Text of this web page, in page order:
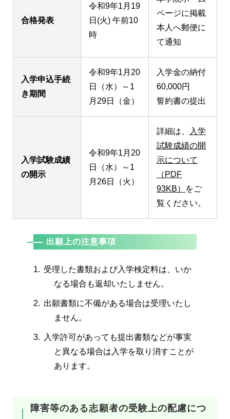
合格発表
令和9年1月19
日(火) 午前10
時
ページに掲載
本人へ郵便に
て通知
入学申込手続
き期間
令和9年1月20
日（水）～1
月29日（金）
入学金の納付
60,000円
誓約書の提出
入学試験成績
の開示
令和9年1月20
日（水）～1
月26日（火）
詳細は、
入学
試験成績の開
示について
（PDF
93KB）
をご
覧ください。
出願上の注意事項
受理した書類および入学検定料は、いか
なる場合も返却いたしません。
出願書類に不備がある場合は受理いたし
ません。
入学許可があっても提出書類などが事実
と異なる場合は入学を取り消すことが
あります。
障害等のある志願者の受験上の配慮につ